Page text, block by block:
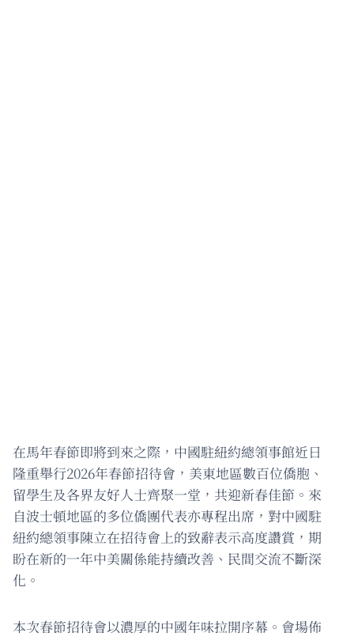
在馬年春節即將到來之際，中國駐紐約總領事館近日
隆重舉行2026年春節招待會，美東地區數百位僑胞、
留學生及各界友好人士齊聚一堂，共迎新春佳節。來
自波士頓地區的多位僑團代表亦專程出席，對中國駐
紐約總領事陳立在招待會上的致辭表示高度讚賞，期
盼在新的一年中美關係能持續改善、民間交流不斷深
化。
本次春節招待會以濃厚的中國年味拉開序幕。會場佈